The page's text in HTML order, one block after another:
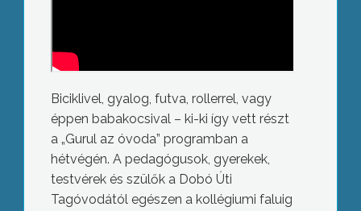
Biciklivel, gyalog, futva, rollerrel, vagy
éppen babakocsival – ki-ki így vett részt
a „Gurul az óvoda” programban a
hétvégén. A pedagógusok, gyerekek,
testvérek és szülők a Dobó Úti
Tagóvodától egészen a kollégiumi faluig